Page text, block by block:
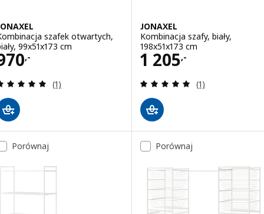
szafek otwartych,
99x51x173 cm
,- 970,-
Recenzja: 5 z 5 gwiazdki. Łączna liczba recenzji:
(1)
JONAXEL
Kombinacja szafy, biały,
198x51x173 cm
1 205,-
Cena 1205,-
Recenzja: 5 z
(1)
Porównaj Porównaj